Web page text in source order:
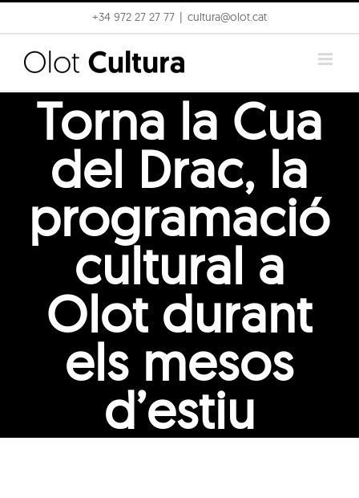
to
content
+34 972 27 27 77 cultura@olot.cat
Torna la Cua
del Drac, la
programació
cultural a
Olot durant
els mesos
d’estiu